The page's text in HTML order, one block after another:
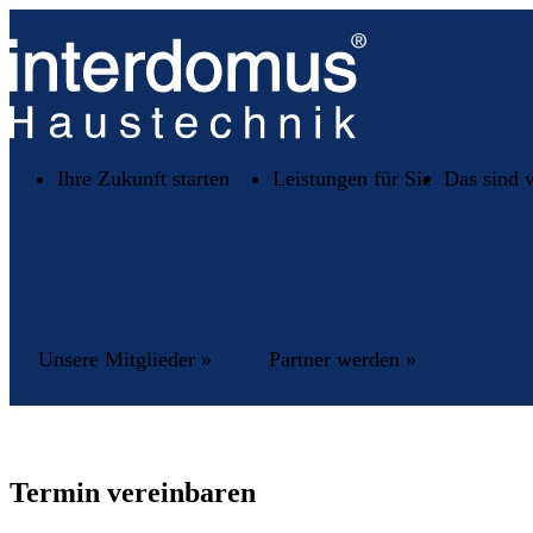
Ihre Zukunft starten Leistungen für Sie Das sind
Unsere Mitglieder » Partner werden »
Termin vereinbaren